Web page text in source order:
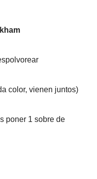
color, vienen juntos)
poner 1 sobre de